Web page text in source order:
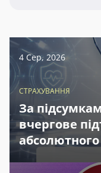
4 Сер, 2026
СТРАХУВАННЯ
За
вчергове